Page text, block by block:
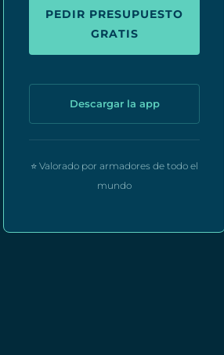
PEDIR PRESUPUESTO
GRATIS
Descargar la app
⭐ Valorado por armadores de todo el
mundo